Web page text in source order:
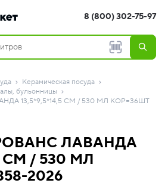
8 (800) 302-75-97
Керамическая посуда
бульонницы
13,5*9,5*14,5 СМ / 530 МЛ КОР=36ШТ
ЛАВАНДА
СМ / 530 МЛ
2026